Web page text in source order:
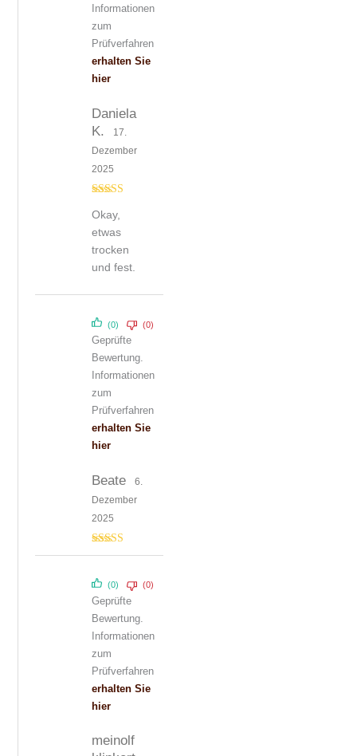
et mit
von 5
Daniela
K.
17.
Dezember
2025
Okay,
etwas
trocken
und fest.
Informationen
zum
Prüfverfahren
erhalten Sie
hier
Bewertet mit
Beate
6.
Dezember
2025
(0) (0)
Geprüfte
Bewertung.
Informationen
zum
Prüfverfahren
erhalten Sie
hier
meinolf
(0) (0)
Geprüfte
Bewertung.
Informationen
zum
Prüfverfahren
erhalten Sie
hier